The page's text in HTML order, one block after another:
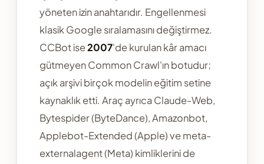
yöneten izin anahtarıdır. Engellenmesi
klasik Google sıralamasını değiştirmez.
CCBot ise2007'de kurulan kâr amacı
gütmeyen Common Crawl'ın botudur;
açık arşivi birçok modelin eğitim setine
kaynaklık etti. Araç ayrıca Claude-Web,
Bytespider (ByteDance), Amazonbot,
Applebot-Extended (Apple) ve meta-
externalagent (Meta) kimliklerini de